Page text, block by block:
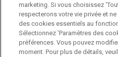
Job étudiant – HR
Anderlecht Temporaire
marketing. Si vous choisissez
respecterons votre vie privée et
des cookies essentiels au
Sélectionnez 'Paramètres des
préférences. Vous pouvez
moment. Pour plus de détails,